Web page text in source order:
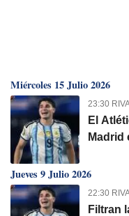
Miércoles 15 Julio 2026
23:30
El
Madrid
Jueves 9 Julio 2026
22:30
Filtran